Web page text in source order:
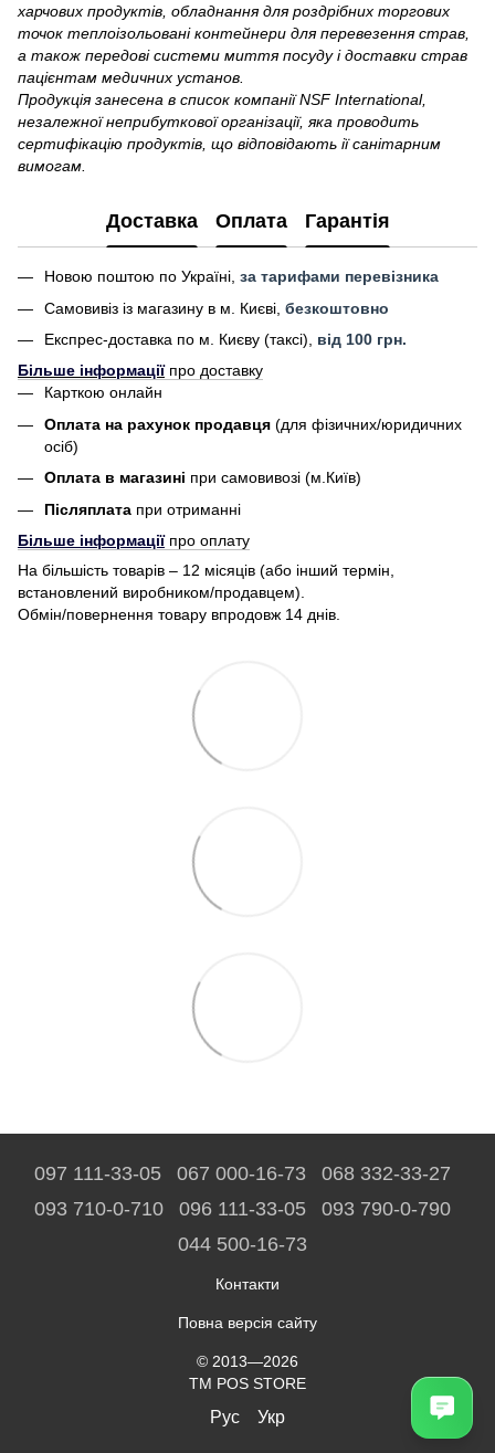
харчових продуктів, обладнання для роздрібних торгових
точок теплоізольовані контейнери для перевезення страв,
а також передові системи миття посуду і доставки страв
пацієнтам медичних установ.
Продукція занесена в список компанії NSF International,
незалежної неприбуткової організації, яка проводить
сертифікацію продуктів, що відповідають ії санітарним
вимогам.
Доставка Оплата Гарантія
Новою поштою по Україні, за тарифами перевізника
Самовивіз із магазину в м. Києві, безкоштовно
Експрес-доставка по м. Києву (таксі), від 100 грн.
Більше інформаціїпро доставку
Карткою онлайн
Оплата на рахунок продавця (для фізичних/юридичних
осіб)
Оплата в магазині при самовивозі (м.Київ)
Післяплата при отриманні
Більше інформаціїпро оплату
На більшість товарів – 12 місяців (або інший термін,
встановлений виробником/продавцем).
Обмін/повернення товару впродовж 14 днів.
097 111-33-05 067 000-16-73
068 332-33-27
093 710-0-710
096 111-33-05
093 790-0-790
044 500-16-73
Контакти
Повна версія сайту
© 2013—2026
TM POS STORE
Рус Укр